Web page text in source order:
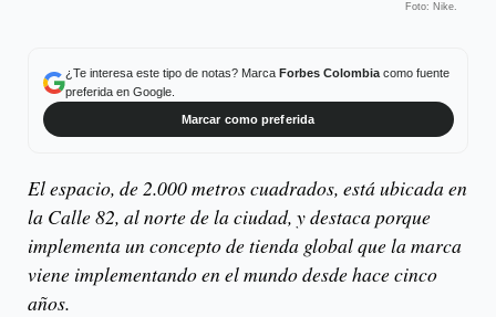
Foto: Nike.
¿Te interesa este tipo de notas? Marca Forbes Colombiacomo fuente
preferida en Google.
Marcar como preferida
El espacio, de 2.000 metros cuadrados, está ubicada en
la Calle 82, al norte de la ciudad, y destaca porque
implementa un concepto de tienda global que la marca
viene implementando en el mundo desde hace cinco
años.